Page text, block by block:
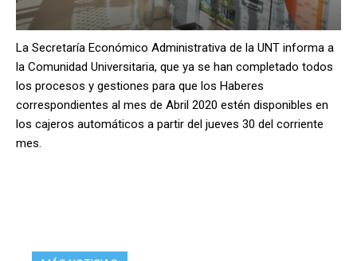
La Secretaría Económico Administrativa de la UNT informa a
la Comunidad Universitaria, que ya se han completado todos
los procesos y gestiones para que los Haberes
correspondientes al mes de Abril 2020 estén disponibles en
los cajeros automáticos a partir del jueves 30 del corriente
mes.